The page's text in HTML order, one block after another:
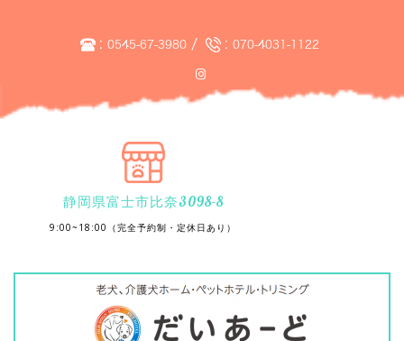
: 0545-67-3980/ : 070-4031-1122
静岡県富士市比奈3098-8
9:00~18:00（完全予約制・定休日あり）